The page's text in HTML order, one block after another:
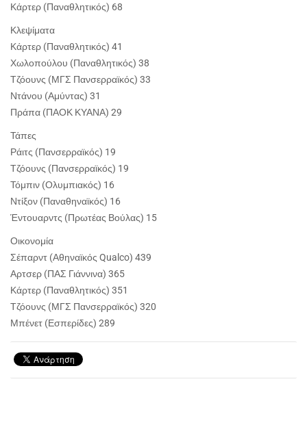
Κάρτερ (Παναθλητικός) 68
Κλεψίματα
Κάρτερ (Παναθλητικός) 41
Χωλοπούλου (Παναθλητικός) 38
Τζόουνς (ΜΓΣ Πανσερραϊκός) 33
Ντάνου (Αμύντας) 31
Πράπα (ΠΑΟΚ ΚΥΑΝΑ) 29
Τάπες
Ράιτς (Πανσερραϊκός) 19
Τζόουνς (Πανσερραϊκός) 19
Τόμπιν (Ολυμπιακός) 16
Ντίξον (Παναθηναϊκός) 16
Έντουαρντς (Πρωτέας Βούλας) 15
Οικονομία
Σέπαρντ (Αθηναϊκός Qualco) 439
Αρτσερ (ΠΑΣ Γιάννινα) 365
Κάρτερ (Παναθλητικός) 351
Τζόουνς (ΜΓΣ Πανσερραϊκός) 320
Μπένετ (Εσπερίδες) 289